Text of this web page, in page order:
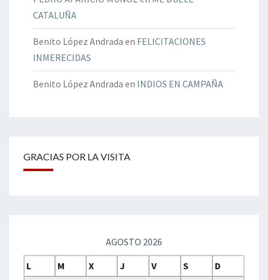
CATALUÑA
Benito López Andrada en FELICITACIONES
INMERECIDAS
Benito López Andrada en INDIOS EN CAMPAÑA
GRACIAS POR LA VISITA
AGOSTO 2026
L
M X J V S
D